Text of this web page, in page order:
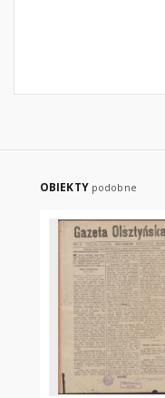
OBIEKTY podobne